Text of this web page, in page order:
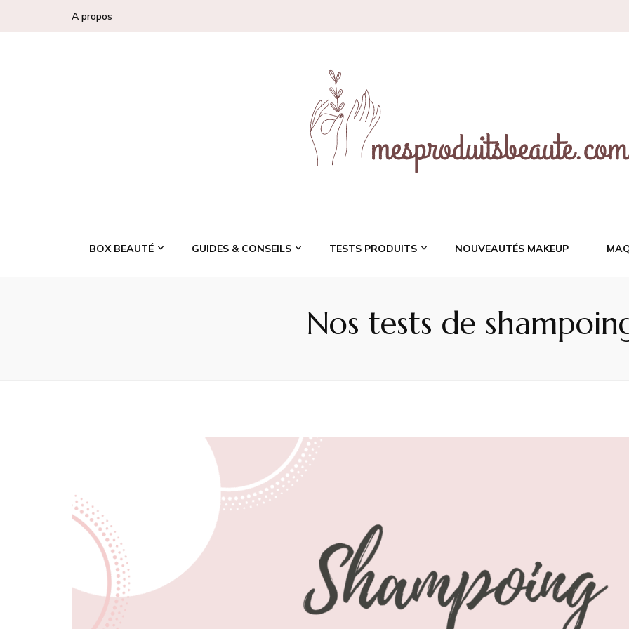
A propos
BOX BEAUTÉ GUIDES & CONSEILS TESTS PRODUITS NOUVEAUTÉS MAKEUP
Nos tests de